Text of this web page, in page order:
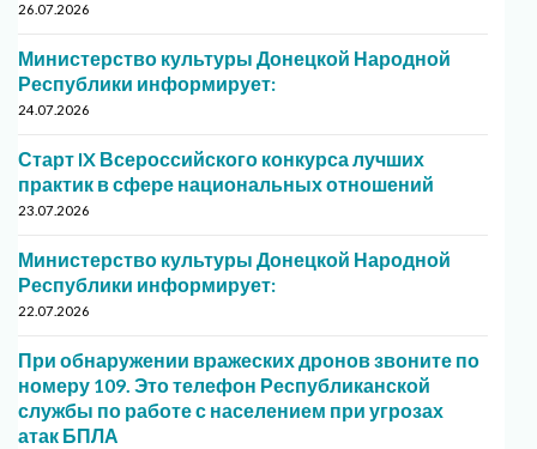
26.07.2026
Министерство культуры Донецкой Народной
Республики информирует:
24.07.2026
Старт IX Всероссийского конкурса лучших
практик в сфере национальных отношений
23.07.2026
Министерство культуры Донецкой Народной
Республики информирует:
22.07.2026
При обнаружении вражеских дронов звоните по
номеру 109. Это телефон Республиканской
службы по работе с населением при угрозах
атак БПЛА